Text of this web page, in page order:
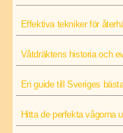
Effektiva tekniker för
Våtdräktens historia och
En guide till Sveriges
Hitta de perfekta vågorna